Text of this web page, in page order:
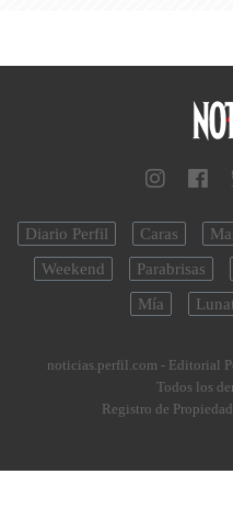
Diario Perfil Caras
Weekend
Parabrisas
Mía
noticias.perfil.com - Editorial
Todos los
Registro de